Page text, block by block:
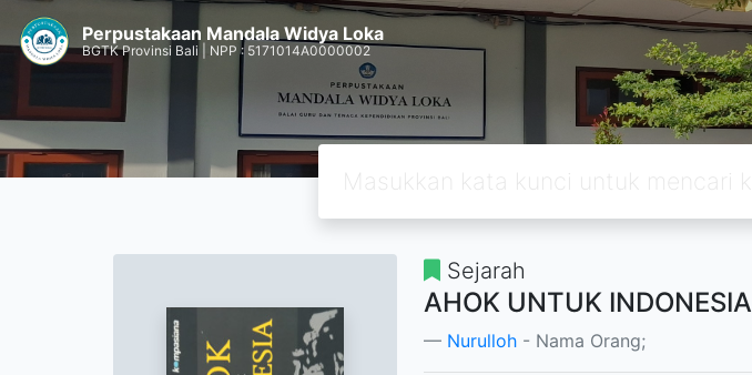
Perpustakaan Mandala Widya Loka
BGTK Provinsi Bali | NPP : 5171014A0000002
Sejarah
AHOK UNTUK INDONESIA
Nurulloh - Nama Orang;